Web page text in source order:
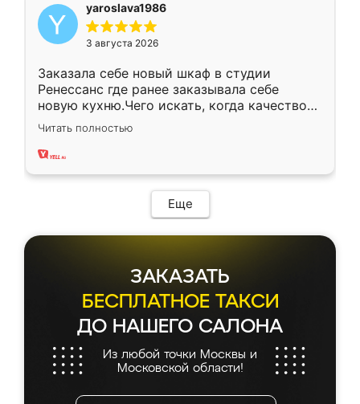
yaroslava1986
3 августа 2026
Заказала себе новый шкаф в студии
Ренессанс где ранее заказывала себе
новую кухню.Чего искать, когда качеством
вполне довольна. Служит кухня уже почти
два года, нареканий нет.
Читать полностью
Еще
ЗАКАЗАТЬ
БЕСПЛАТНОЕ ТАКСИ
ДО НАШЕГО САЛОНА
Из любой точки Москвы и
Московской области!